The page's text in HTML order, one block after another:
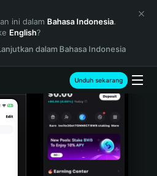
ini dalam Bahasa Indonesia.
English?
dalam Bahasa Indonesia
Unduh sekarang